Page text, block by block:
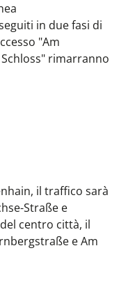
in due fasi di
"Am
rimarranno
il traffico sarà
Straße e
centro città, il
e Am